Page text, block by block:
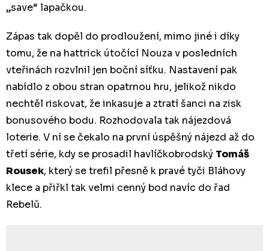
„save“ lapačkou.
Zápas tak dopěl do prodloužení, mimo jiné i díky
tomu, že na hattrick útočící Nouza v posledních
vteřinách rozvlnil jen boční síťku. Nastavení pak
nabídlo z obou stran opatrnou hru, jelikož nikdo
nechtěl riskovat, že inkasuje a ztratí šanci na zisk
bonusového bodu. Rozhodovala tak nájezdová
loterie. V ní se čekalo na první úspěšný nájezd až do
třetí série, kdy se prosadil havlíčkobrodský Tomáš
Rousek, který se trefil přesně k pravé tyči Bláhovy
klece a přiřkl tak velmi cenný bod navíc do řad
Rebelů.